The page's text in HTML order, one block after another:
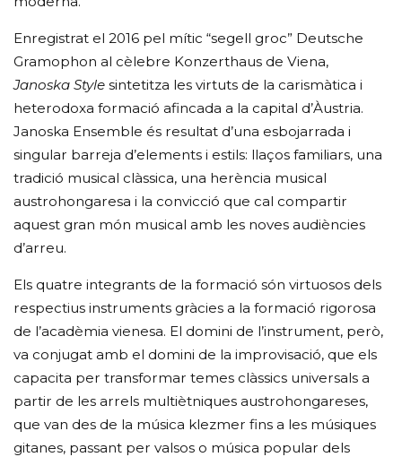
Enregistrat el 2016 pel mític “segell groc” Deutsche
Gramophon al cèlebre Konzerthaus de Viena,
Janoska Style sintetitza les virtuts de la carismàtica i
heterodoxa formació afincada a la capital d’Àustria.
Janoska Ensemble és resultat d’una esbojarrada i
singular barreja d’elements i estils: llaços familiars, una
tradició musical clàssica, una herència musical
austrohongaresa i la convicció que cal compartir
aquest gran món musical amb les noves audiències
d’arreu.
Els quatre integrants de la formació són virtuosos dels
respectius instruments gràcies a la formació rigorosa
de l’acadèmia vienesa. El domini de l’instrument, però,
va conjugat amb el domini de la improvisació, que els
capacita per transformar temes clàssics universals a
partir de les arrels multiètniques austrohongareses,
que van des de la música klezmer fins a les músiques
gitanes, passant per valsos o música popular dels